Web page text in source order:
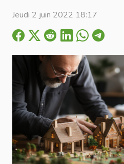
Jeudi 2 juin 2022 18:17